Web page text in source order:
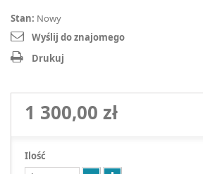
Stan: Nowy
Wyślij do znajomego
Drukuj
1 300,00 zł
Ilość